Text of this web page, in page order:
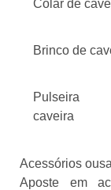
Colar de
Brinco de
caveira
Acessórios
Aposte em